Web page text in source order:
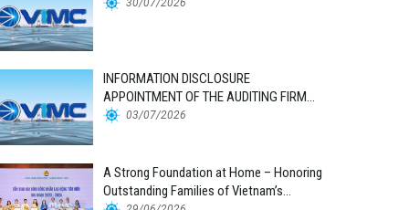
INFORMATION DISCLOSURE
APPOINTMENT OF THE AUDITING FIRM
FOR THE 2026 FINANCIAL STATEMENTS
03/07/2026
A Strong Foundation at Home – Honoring
Outstanding Families of Vietnam’s